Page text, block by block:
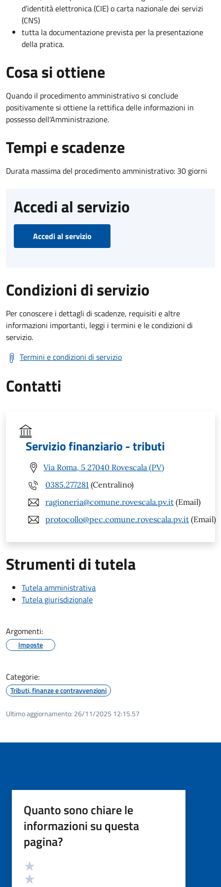
d’identità elettronica (CIE) o carta nazionale dei servizi
(CNS)
tutta la documentazione prevista per la presentazione
della pratica.
Cosa si ottiene
Quando il procedimento amministrativo si conclude
positivamente si ottiene la rettifica delle informazioni in
possesso dell'Amministrazione.
Tempi e scadenze
Durata massima del procedimento amministrativo: 30 giorni
Accedi al servizio
Accedi al servizio
Condizioni di servizio
Per conoscere i dettagli di scadenze, requisiti e altre
informazioni importanti, leggi i termini e le condizioni di
servizio.
Termini e condizioni di servizio
Contatti
Servizio finanziario - tributi
Via Roma, 5 27040 Rovescala (PV)
0385.277281 (Centralino)
ragioneria@comune.rovescala.pv.it (Email)
protocollo@pec.comune.rovescala.pv.it (Email)
Strumenti di tutela
Tutela amministrativa
Tutela giurisdizionale
Argomenti:
Imposte
Categorie:
Tributi, finanze e contravvenzioni
Ultimo aggiornamento: 26/11/2025 12:15.57
Quanto sono chiare le
informazioni su questa
pagina?
Valutazione